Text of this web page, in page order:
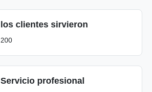
los clientes sirvieron
200
Servicio profesional